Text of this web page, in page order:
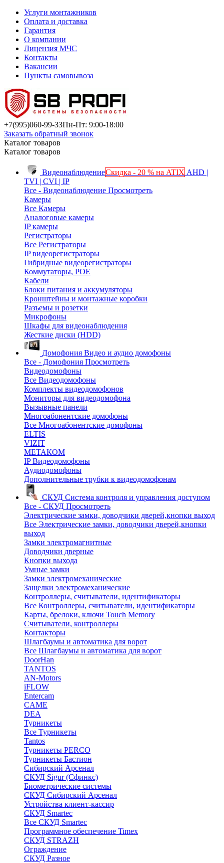
Услуги монтажников
Оплата и доставка
Гарантия
О компании
Лицензия МЧС
Контакты
Вакансии
Пункты самовывоза
+7(995)060-99-33Пн-Пт: 9:00-18:00
Заказать обратный звонок
Каталог товаров
Каталог товаров
ВидеонаблюдениеСкидка - 20 % на ATIX AHD |
TVI | CVI | IP
Все - Видеонаблюдение Просмотреть
Камеры
Все Камеры
Аналоговые камеры
IP камеры
Регистраторы
Все Регистраторы
IP видеорегистраторы
Гибридные видеорегистраторы
Коммутаторы, POE
Кабели
Блоки питания и аккумуляторы
Кронштейны и монтажные коробки
Разъемы и розетки
Микрофоны
Шкафы для видеонаблюдения
Жесткие диски (HDD)
Домофония Видео и аудио домофоны
Все - Домофония Просмотреть
Видеодомофоны
Все Видеодомофоны
Комплекты видеодомофонов
Мониторы для видеодомофона
Вызывные панели
Многоабонентские домофоны
Все Многоабонентские домофоны
ELTIS
VIZIT
МЕТАКОМ
IP Видеодомофоны
Аудиодомофоны
Дополнительные трубки к видеодомофонам
СКУД Система контроля и управления доступом
Все - СКУД Просмотреть
Электрические замки, доводчики дверей,кнопки выход
Все Электрические замки, доводчики дверей,кнопки
выход
Замки электромагнитные
Доводчики дверные
Кнопки выхода
Умные замки
Замки электромеханические
Защелки электромеханические
Контроллеры, считыватели, идентификаторы
Все Контроллеры, считыватели, идентификаторы
Карты, брелоки, ключи Touch Memory
Считыватели, контроллеры
Контакторы
Шлагбаумы и автоматика для ворот
Все Шлагбаумы и автоматика для ворот
DoorHan
TANTOS
AN-Motors
iFLOW
Entercam
CAME
DEA
Турникеты
Все Турникеты
Tantos
Турникеты PERCO
Турникеты Бастион
Сибирский Арсенал
СКУД Sigur (Сфинкс)
Биометрические системы
СКУД Сибирский Арсенал
Устройства клиент-кассир
СКУД Smartec
Все СКУД Smartec
Программное обеспечение Timex
СКУД STRAZH
Ограждение
СКУД Разное